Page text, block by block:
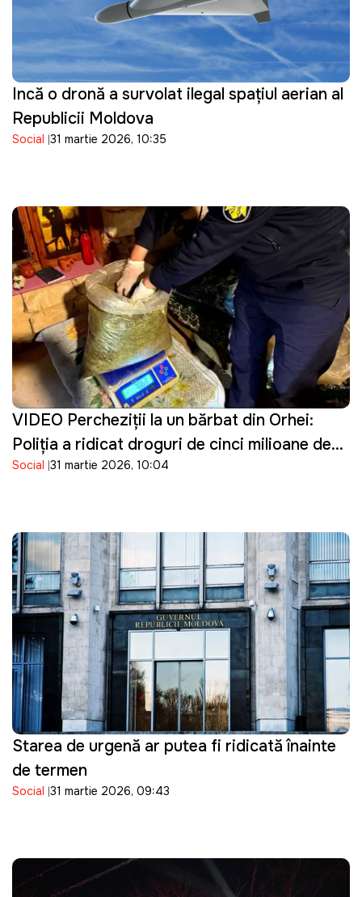
Incă o dronă a survolat ilegal spațiul aerian al
Republicii Moldova
Social 31 martie 2026, 10:35
VIDEO Percheziţii la un bărbat din Orhei:
Poliţia a ridicat droguri de cinci milioane de
lei
Social 31 martie 2026, 10:04
Starea de urgență ar putea fi ridicată înainte
de termen
Social 31 martie 2026, 09:43